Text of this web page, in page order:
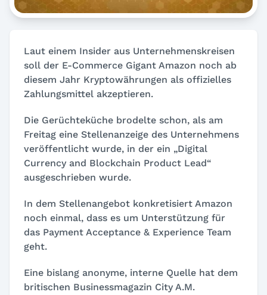
Laut einem Insider aus Unternehmenskreisen
soll der E-Commerce Gigant Amazon noch ab
diesem Jahr Kryptowährungen als offizielles
Zahlungsmittel akzeptieren.
Die Gerüchteküche brodelte schon, als am
Freitag eine Stellenanzeige des Unternehmens
veröffentlicht wurde, in der ein „Digital
Currency and Blockchain Product Lead“
ausgeschrieben wurde.
In dem Stellenangebot konkretisiert Amazon
noch einmal, dass es um Unterstützung für
das Payment Acceptance & Experience Team
geht.
Eine bislang anonyme, interne Quelle hat dem
britischen Businessmagazin City A.M.